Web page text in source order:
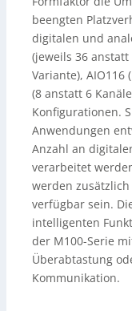
beengten
digitalen und
(jeweils 36
Variante), AIO116
(8 anstatt 6
Konfigurationen.
Anwendungen
Anzahl an
verarbeitet
werden
verfügbar sein.
intelligenten
der M100-Serie
Überabtastung
Kommunikation.